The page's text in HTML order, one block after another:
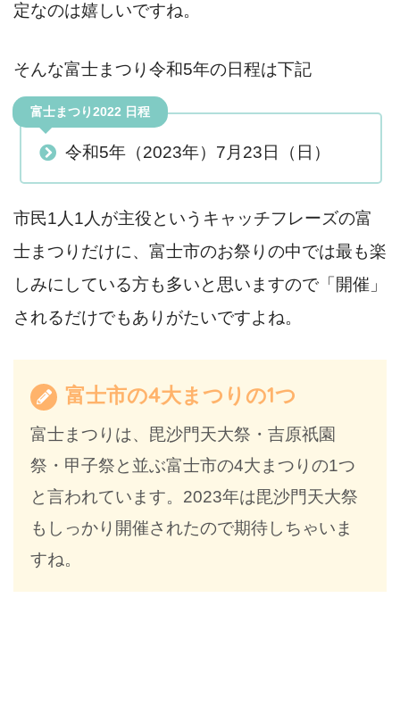
定なのは嬉しいですね。
そんな富士まつり令和5年の日程は下記
富士まつり2022 日程
令和5年（2023年）7月23日（日）
市民1人1人が主役というキャッチフレーズの富
士まつりだけに、富士市のお祭りの中では最も楽
しみにしている方も多いと思いますので「開催」
されるだけでもありがたいですよね。
富士市の4大まつりの1つ
富士まつりは、毘沙門天大祭・吉原祇園
祭・甲子祭と並ぶ富士市の4大まつりの1つ
と言われています。2023年は毘沙門天大祭
もしっかり開催されたので期待しちゃいま
すね。